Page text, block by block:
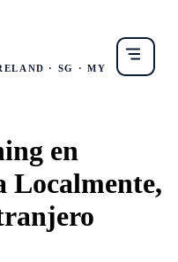
· SG · MY
en
Localmente,